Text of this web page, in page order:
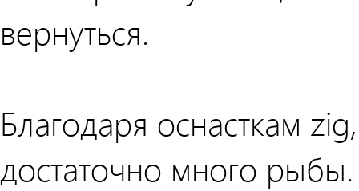
вернуться.
Благодаря оснасткам
достаточно много